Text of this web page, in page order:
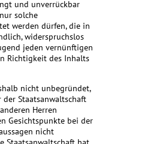
und unverrückbar
solche
werden dürfen, die in
widerspruchslos
jeden vernünftigen
Richtigkeit des Inhalts
nicht unbegründet,
Staatsanwaltschaft
Herren
Gesichtspunkte bei der
nicht